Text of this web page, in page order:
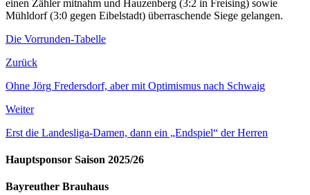
einen Zähler mitnahm und Hauzenberg (3:2 in Freising) sowie
Mühldorf (3:0 gegen Eibelstadt) überraschende Siege gelangen.
Die Vorrunden-Tabelle
Zurück
Ohne Jörg Fredersdorf, aber mit Optimismus nach Schwaig
Weiter
Erst die Landesliga-Damen, dann ein „Endspiel“ der Herren
Hauptsponsor Saison 2025/26
Bayreuther Brauhaus